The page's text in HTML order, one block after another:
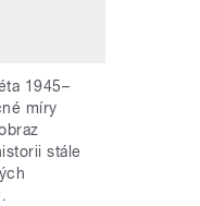
1945–
míry
stále